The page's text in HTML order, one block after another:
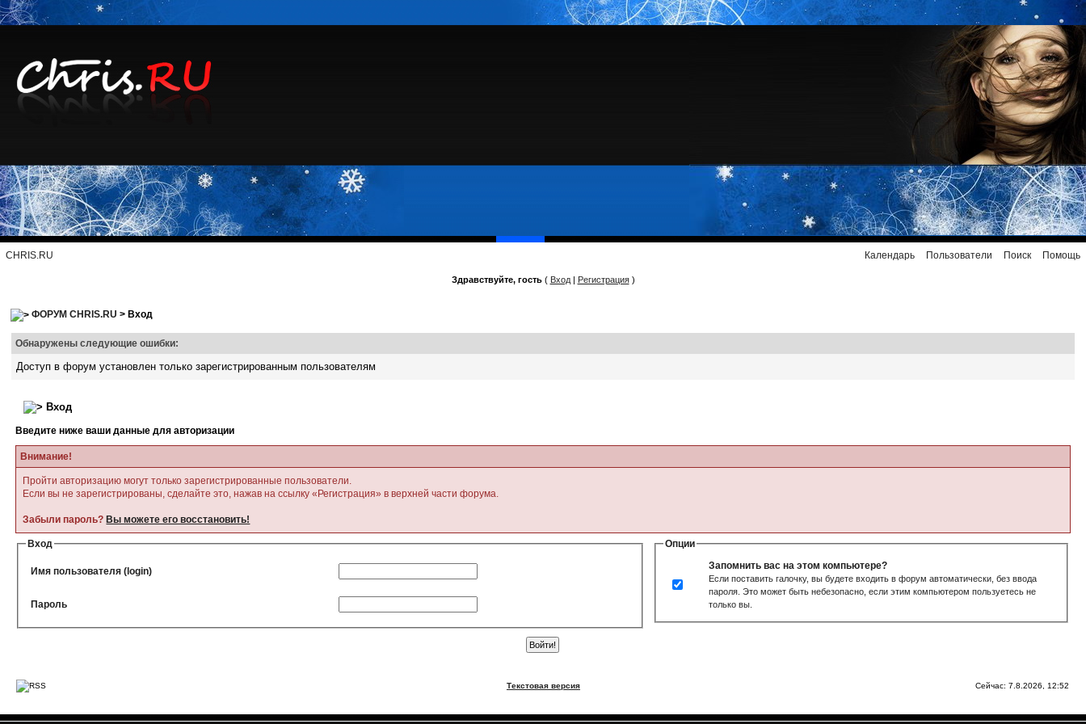
CHRIS.RU Помощь
Поиск
Пользователи
Календарь
Здравствуйте, гость( Вход| Регистрация)
ФОРУМ CHRIS.RU > Вход
Обнаружены следующие ошибки:
Доступ в форум установлен только зарегистрированным пользователям
Вход
Введите ниже ваши данные для авторизации
Внимание!
Пройти авторизацию могут только зарегистрированные пользователи.
Если вы не зарегистрированы, сделайте это, нажав на ссылку «Регистрация» в верхней части форума.
Забыли пароль? Вы можете его восстановить!
Вход
Имя пользователя (login)
Пароль
Опции
Запомнить вас на этом компьютере?
Если поставить галочку, вы будете входить в форум автоматически, без ввода
пароля. Это может быть небезопасно, если этим компьютером пользуетесь не
только вы.
Текстовая версия Сейчас: 7.8.2026, 12:52